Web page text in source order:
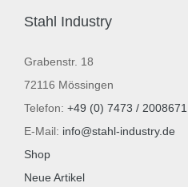
Stahl Industry
Grabenstr. 18
72116 Mössingen
Telefon: +49 (0) 7473 / 2008671
E-Mail: info@stahl-industry.de
Shop
Neue Artikel